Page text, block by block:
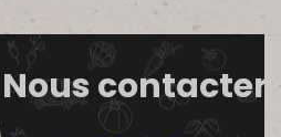
Nous contacter